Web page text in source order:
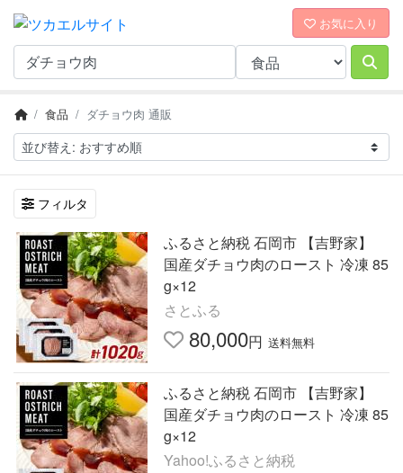
お気に入り
食品 ダチョウ肉 通販
フィルタ
ふるさと納税 石岡市 【吉野家】
国産ダチョウ肉のロースト 冷凍 85
g×12
さとふる
80,000円 送料無料
ふるさと納税 石岡市 【吉野家】
国産ダチョウ肉のロースト 冷凍 85
g×12
Yahoo!ふるさと納税